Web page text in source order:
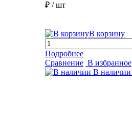
₽ / шт
В корзину
Подробнее
Сравнение В избранное
В наличии